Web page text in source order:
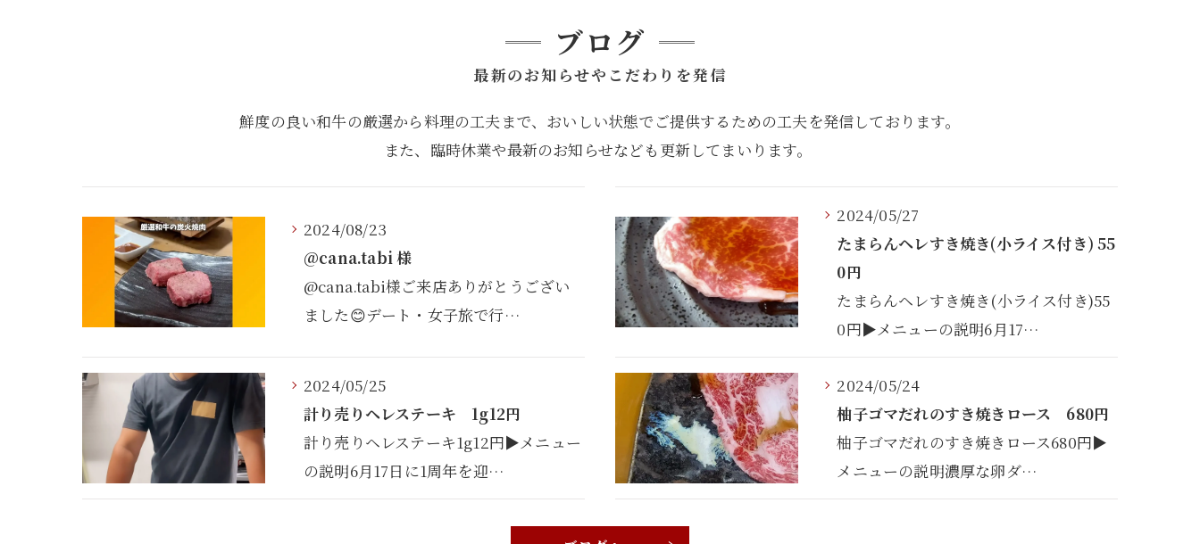
最新のお知らせやこだわりを発信
ブログ
鮮度の良い和牛の厳選から料理の工夫まで、おいしい状態でご提供するための工夫を発信しております。
また、臨時休業や最新のお知らせなども更新してまいります。
2024/08/23
@cana.tabi 様
@cana.tabi様ご来店ありがとうござい
ました😊デート・女子旅で行…
2024/05/27
たまらんヘレすき焼き(小ライス付き) 55
0円
たまらんヘレすき焼き(小ライス付き)55
0円▶メニューの説明6月17…
2024/05/25
計り売りヘレステーキ 1g12円
計り売りヘレステーキ1g12円▶メニュー
の説明6月17日に1周年を迎…
2024/05/24
柚子ゴマだれのすき焼きロース 680円
柚子ゴマだれのすき焼きロース680円▶
メニューの説明濃厚な卵ダ…